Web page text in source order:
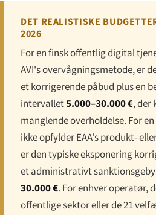
DET REALISTISKE
2026
For en finsk offentlig digital
AVI's overvågningsmetode, er
et korrigerende påbud plus en
intervallet5.000–30.000 €, der
manglende overholdelse. For
ikke opfylder EAA's produkt-
er den typiske eksponering
et administrativt
30.000 €. For enhver operatør,
offentlige sektor eller de 21